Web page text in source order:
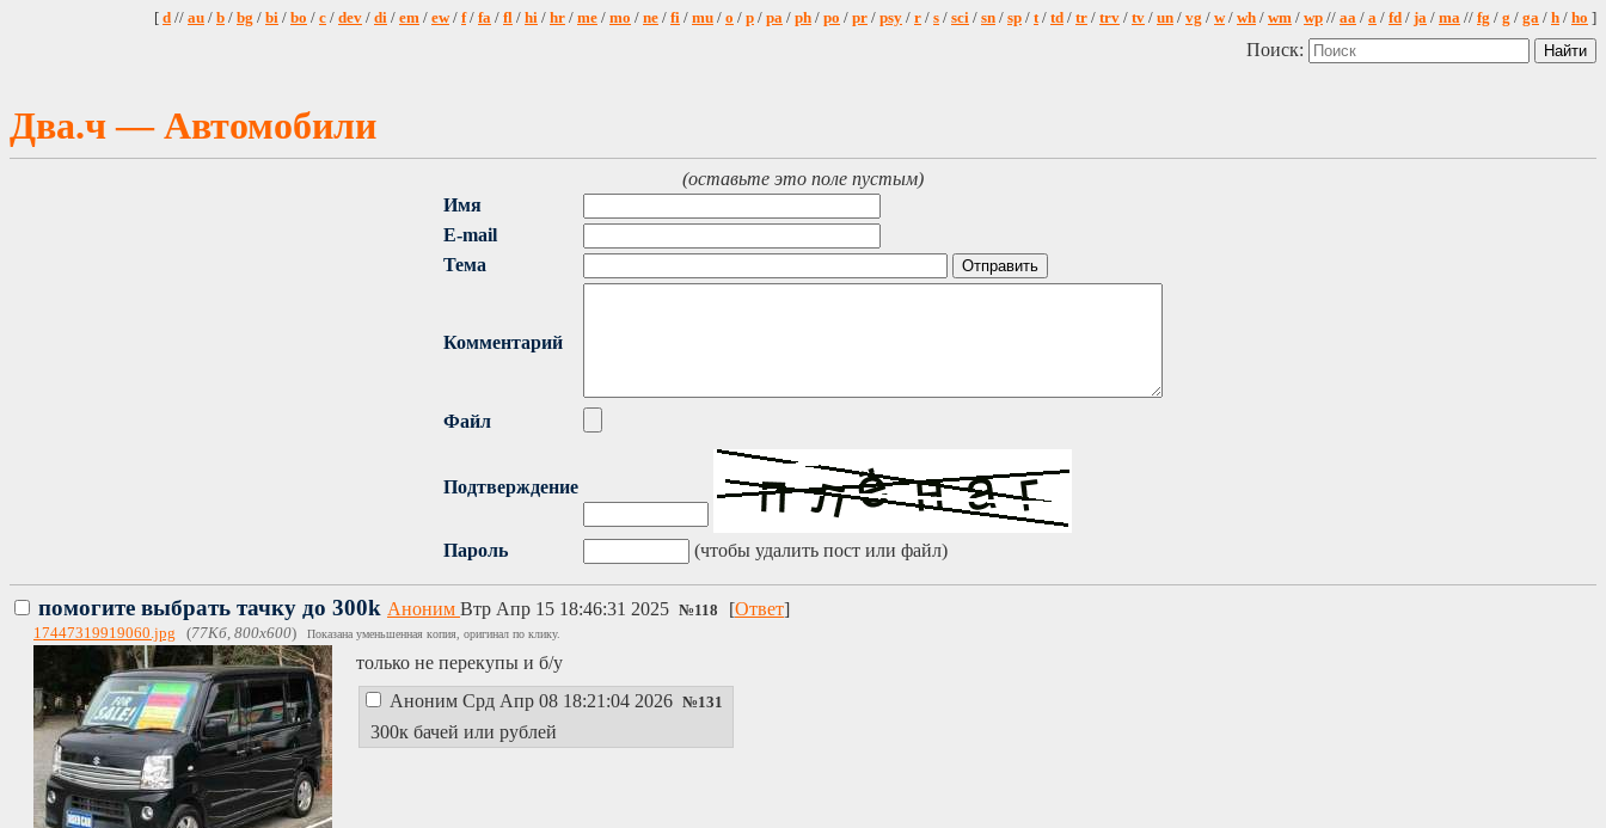
[ d // au / b / bg / bi / bo / c / dev / di / em / ew/ f/ fa / fl / hi / hr / me / mo / ne / fi / mu / o / p / pa / ph / po / pr / psy / r / s / sci / sn / sp / t/ td / tr / trv / tv / un / vg / w/ wh / wm / wp // aa / a / fd / ja / ma // fg / g / ga / h / ho ]
Поиск:
Два.ч — Автомобили
(оставьте это поле пустым)
Имя
E-mail
Тема
Комментарий
Файл
Подтверждение
Пароль (чтобы удалить пост или файл)
помогите выбрать тачку до 300k Аноним Втр Апр 15 18:46:31 2025 №118 [Ответ]
17447319919060.jpg (77Кб, 800x600) Показана уменьшенная копия, оригинал по клику.
только не перекупы и б/у
Аноним Срд Апр 08 18:21:04 2026 №131
300к бачей или рублей